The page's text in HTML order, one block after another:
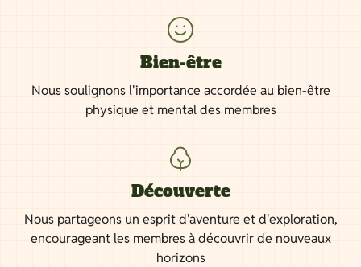
Bien-être
Nous soulignons l'importance accordée au bien-être
physique et mental des membres
Découverte
Nous partageons un esprit d'aventure et d'exploration,
encourageant les membres à découvrir de nouveaux
horizons